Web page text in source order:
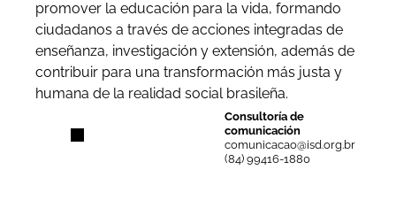
promover la educación para la vida, formando
ciudadanos a través de acciones integradas de
enseñanza, investigación y extensión, además de
contribuir para una transformación más justa y
humana de la realidad social brasileña.
Consultoría de
comunicación
comunicacao@isd.org.br
(84) 99416-1880